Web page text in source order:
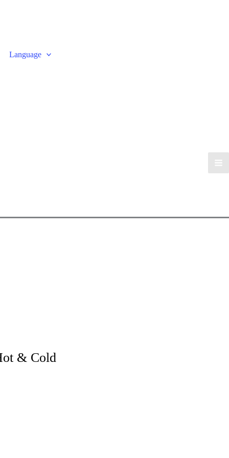
Language
& Cold